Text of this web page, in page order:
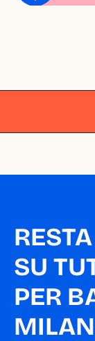
SU
PER